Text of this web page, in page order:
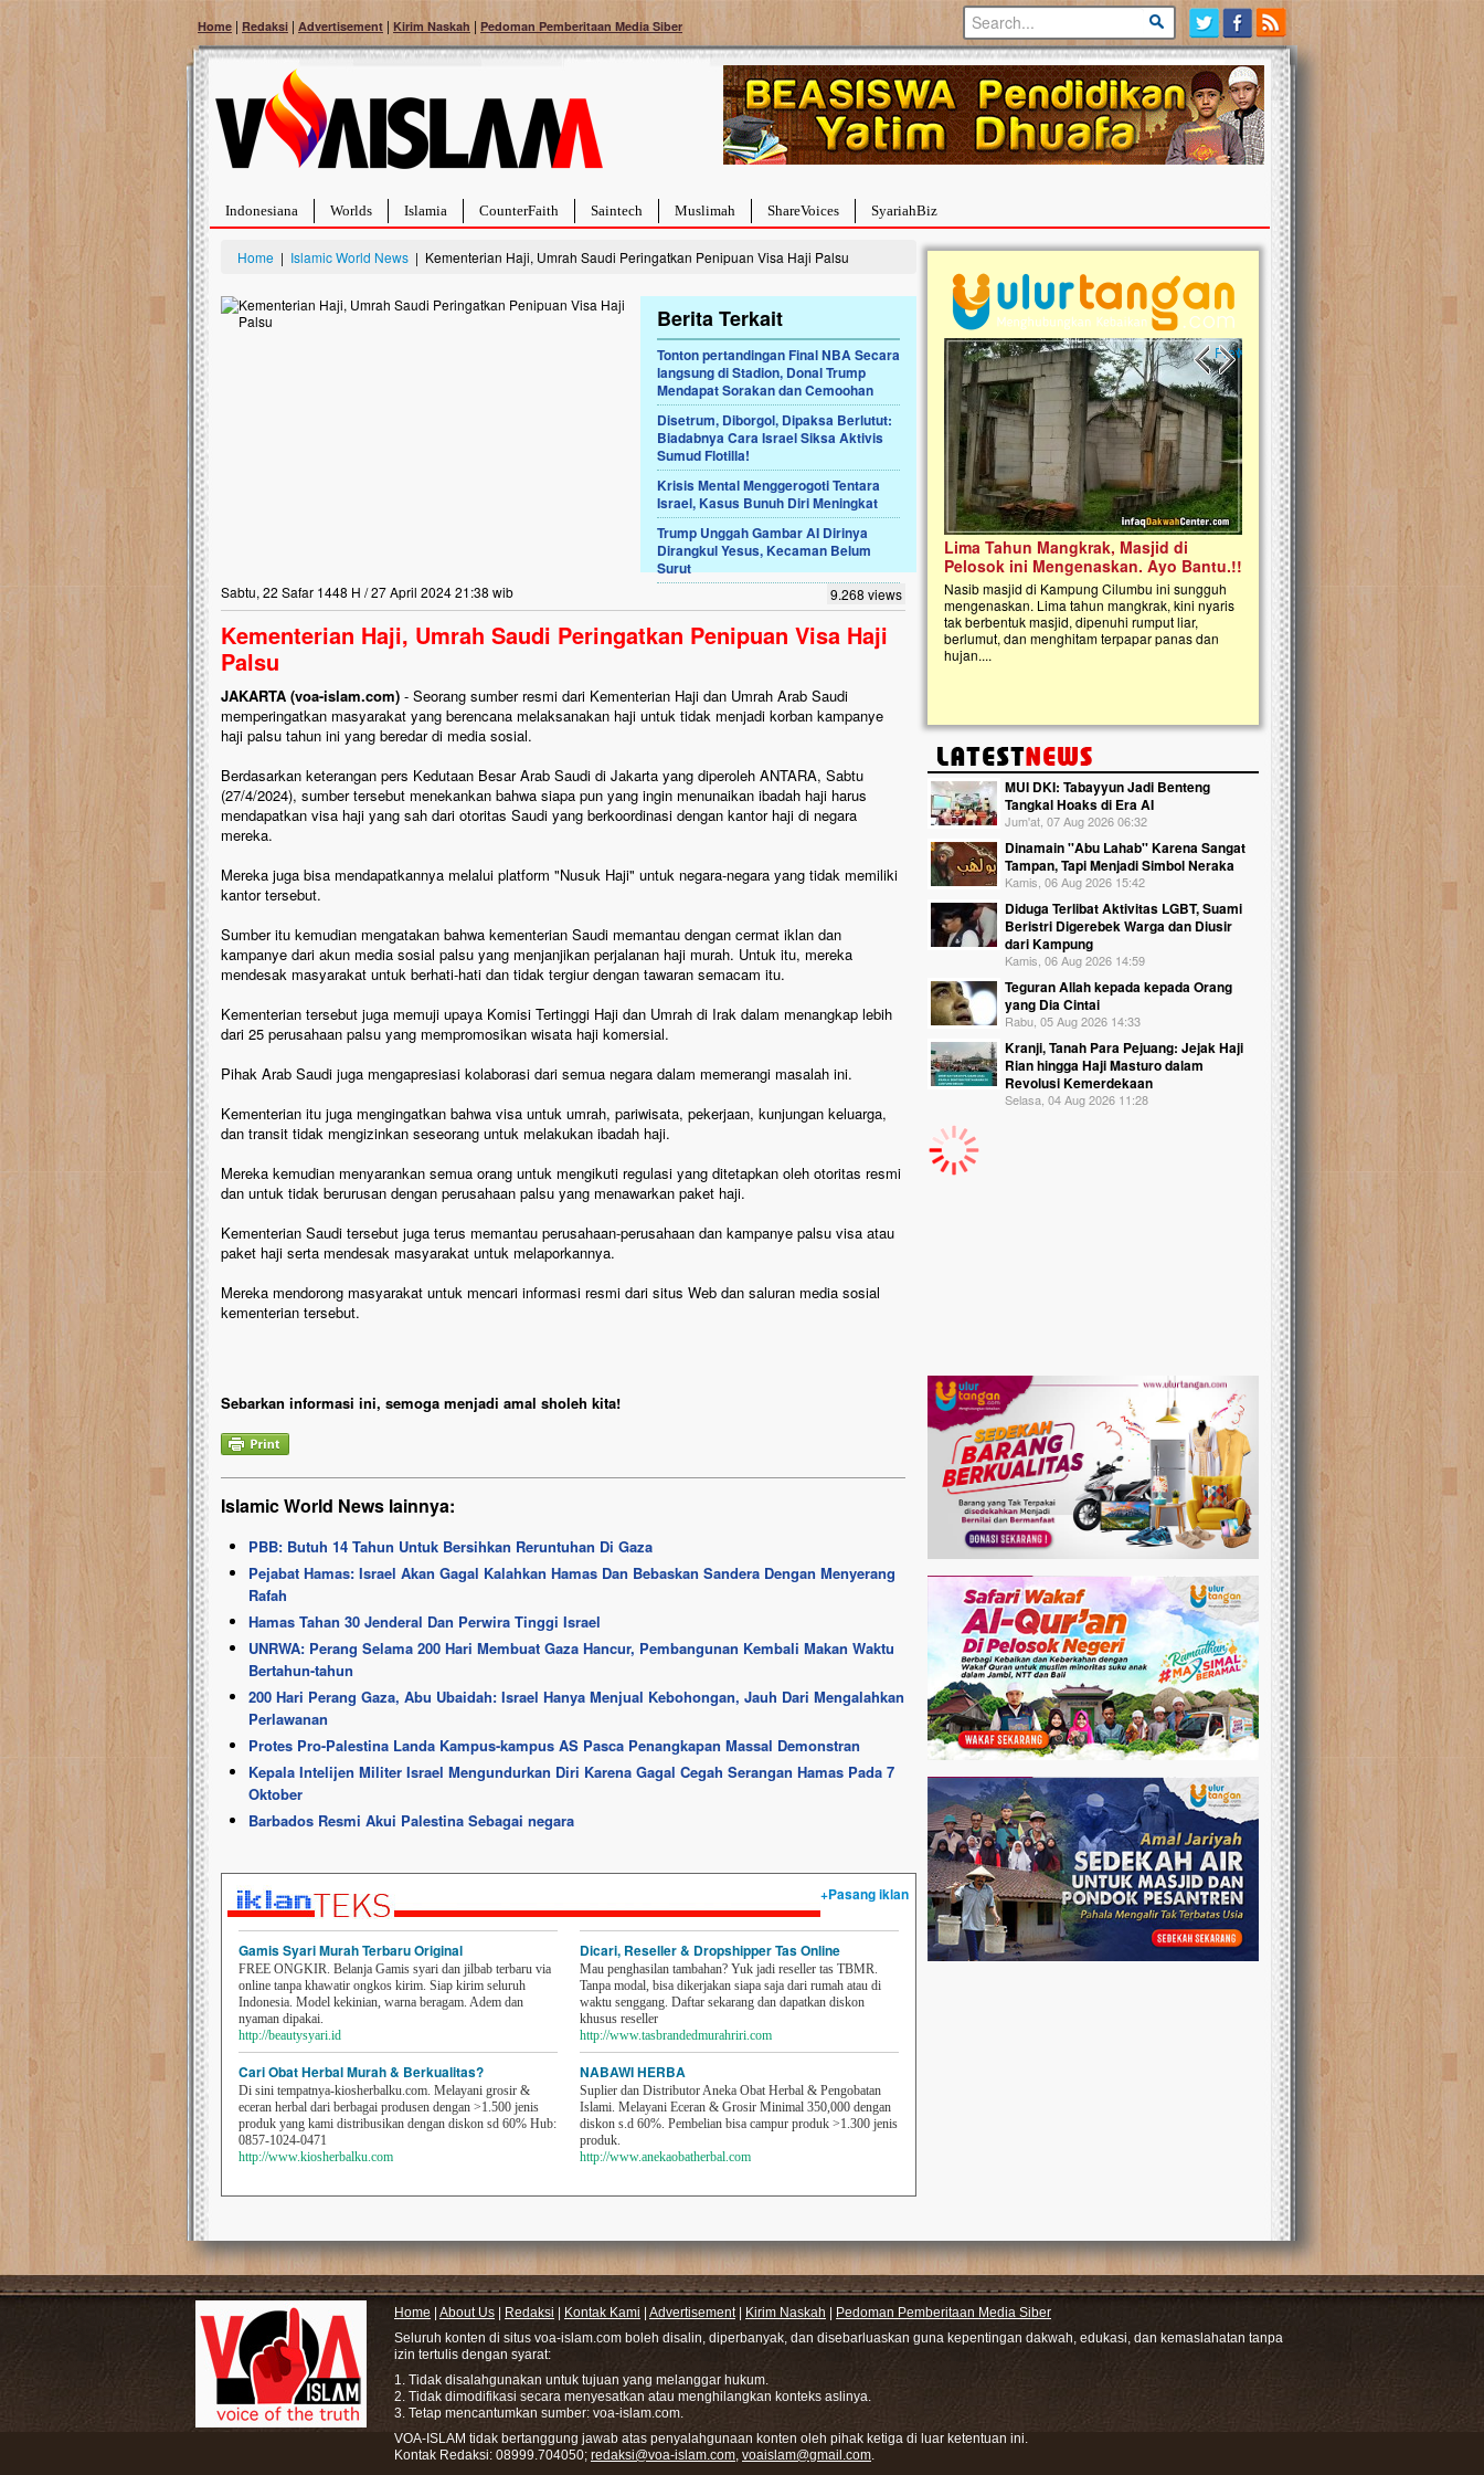
Home | Redaksi | Advertisement | Kirim Naskah | Pedoman Pemberitaan Media Siber
Indonesiana Worlds Islamia CounterFaith Saintech Muslimah ShareVoices SyariahBiz
Home | Islamic World News | Kementerian Haji, Umrah Saudi Peringatkan Penipuan Visa Haji Palsu
Berita Terkait
Tonton pertandingan Final NBA Secara
langsung di Stadion, Donal Trump
Mendapat Sorakan dan Cemoohan
Disetrum, Diborgol, Dipaksa Berlutut:
Biadabnya Cara Israel Siksa Aktivis
Sumud Flotilla!
Krisis Mental Menggerogoti Tentara
Israel, Kasus Bunuh Diri Meningkat
Trump Unggah Gambar AI Dirinya
Dirangkul Yesus, Kecaman Belum
Surut
Sabtu, 22 Safar 1448 H / 27 April 2024 21:38 wib 9.268 views
Kementerian Haji, Umrah Saudi Peringatkan Penipuan Visa Haji
Palsu
JAKARTA (voa-islam.com) - Seorang sumber resmi dari Kementerian Haji dan Umrah Arab Saudi
memperingatkan masyarakat yang berencana melaksanakan haji untuk tidak menjadi korban kampanye
haji palsu tahun ini yang beredar di media sosial.
Berdasarkan keterangan pers Kedutaan Besar Arab Saudi di Jakarta yang diperoleh ANTARA, Sabtu
(27/4/2024), sumber tersebut menekankan bahwa siapa pun yang ingin menunaikan ibadah haji harus
mendapatkan visa haji yang sah dari otoritas Saudi yang berkoordinasi dengan kantor haji di negara
mereka.
Mereka juga bisa mendapatkannya melalui platform "Nusuk Haji" untuk negara-negara yang tidak memiliki
kantor tersebut.
Sumber itu kemudian mengatakan bahwa kementerian Saudi memantau dengan cermat iklan dan
kampanye dari akun media sosial palsu yang menjanjikan perjalanan haji murah. Untuk itu, mereka
mendesak masyarakat untuk berhati-hati dan tidak tergiur dengan tawaran semacam itu.
Kementerian tersebut juga memuji upaya Komisi Tertinggi Haji dan Umrah di Irak dalam menangkap lebih
dari 25 perusahaan palsu yang mempromosikan wisata haji komersial.
Pihak Arab Saudi juga mengapresiasi kolaborasi dari semua negara dalam memerangi masalah ini.
Kementerian itu juga mengingatkan bahwa visa untuk umrah, pariwisata, pekerjaan, kunjungan keluarga,
dan transit tidak mengizinkan seseorang untuk melakukan ibadah haji.
Mereka kemudian menyarankan semua orang untuk mengikuti regulasi yang ditetapkan oleh otoritas resmi
dan untuk tidak berurusan dengan perusahaan palsu yang menawarkan paket haji.
Kementerian Saudi tersebut juga terus memantau perusahaan-perusahaan dan kampanye palsu visa atau
paket haji serta mendesak masyarakat untuk melaporkannya.
Mereka mendorong masyarakat untuk mencari informasi resmi dari situs Web dan saluran media sosial
kementerian tersebut.
Sebarkan informasi ini, semoga menjadi amal sholeh kita!
Islamic World News lainnya:
PBB: Butuh 14 Tahun Untuk Bersihkan Reruntuhan Di Gaza
Pejabat Hamas: Israel Akan Gagal Kalahkan Hamas Dan Bebaskan Sandera Dengan Menyerang
Rafah
Hamas Tahan 30 Jenderal Dan Perwira Tinggi Israel
UNRWA: Perang Selama 200 Hari Membuat Gaza Hancur, Pembangunan Kembali Makan Waktu
Bertahun-tahun
200 Hari Perang Gaza, Abu Ubaidah: Israel Hanya Menjual Kebohongan, Jauh Dari Mengalahkan
Perlawanan
Protes Pro-Palestina Landa Kampus-kampus AS Pasca Penangkapan Massal Demonstran
Kepala Intelijen Militer Israel Mengundurkan Diri Karena Gagal Cegah Serangan Hamas Pada 7
Oktober
Barbados Resmi Akui Palestina Sebagai negara
+Pasang iklan
Gamis Syari Murah Terbaru Original
FREE ONGKIR. Belanja Gamis syari dan jilbab terbaru via
online tanpa khawatir ongkos kirim. Siap kirim seluruh
Indonesia. Model kekinian, warna beragam. Adem dan
nyaman dipakai.
http://beautysyari.id
Cari Obat Herbal Murah & Berkualitas?
Di sini tempatnya-kiosherbalku.com. Melayani grosir &
eceran herbal dari berbagai produsen dengan >1.500 jenis
produk yang kami distribusikan dengan diskon sd 60% Hub:
0857-1024-0471
http://www.kiosherbalku.com
Dicari, Reseller & Dropshipper Tas Online
Mau penghasilan tambahan? Yuk jadi reseller tas TBMR.
Tanpa modal, bisa dikerjakan siapa saja dari rumah atau di
waktu senggang. Daftar sekarang dan dapatkan diskon
khusus reseller
http://www.tasbrandedmurahriri.com
NABAWI HERBA
Suplier dan Distributor Aneka Obat Herbal & Pengobatan
Islami. Melayani Eceran & Grosir Minimal 350,000 dengan
diskon s.d 60%. Pembelian bisa campur produk >1.300 jenis
produk.
http://www.anekaobatherbal.com
Previous slide
Next slide
Lima Tahun Mangkrak, Masjid di
Pelosok ini Mengenaskan. Ayo Bantu.!!
Nasib masjid di Kampung Cilumbu ini sungguh
mengenaskan. Lima tahun mangkrak, kini nyaris
berlumut, dan menghitam terpapar panas dan
Palestina Masih Berduka, Ayo Ulurkan
Tangan Bantu Mereka
Sahabat, Ulurtangan mari kirimkan dukungan
terbaikmu untuk warga Palestina di Gaza demi
menguatkan mereka menghadapi situasi
mencekam ini. Mari dukung mereka dengan
berdonasi dengan cara:...
Open Donasi Wakaf
Rumah Qur'an & TK Islam
Najjah di Jonggol
Saat ini, Ulurtangan bersama Yayasan
Najjahtul Islam Jonggol sedang
pembangunan Rumah Qur’an dan
kanak Islam Terpadu (TKIT) An Najjah
Gedung Majelis Taklim di Jonggol,...
MUI DKI: Tabayyun Jadi Benteng
Tangkal Hoaks di Era AI
Jum'at, 07 Aug 2026 06:32
Dinamain ''Abu Lahab'' Karena Sangat
Tampan, Tapi Menjadi Simbol Neraka
Kamis, 06 Aug 2026 15:42
Diduga Terlibat Aktivitas LGBT, Suami
Beristri Digerebek Warga dan Diusir
dari Kampung
Kamis, 06 Aug 2026 14:59
Teguran Allah kepada kepada Orang
yang Dia Cintai
Rabu, 05 Aug 2026 14:33
Kranji, Tanah Para Pejuang: Jejak Haji
Rian hingga Haji Masturo dalam
Revolusi Kemerdekaan
Selasa, 04 Aug 2026 11:28
Home About Us Redaksi Kontak Kami Advertisement| Kirim Naskah
Pedoman Pemberitaan Media Siber
Seluruh konten di situs voa-islam.com boleh disalin, diperbanyak, dan disebarluaskan guna kepentingan dakwah, edukasi, dan kemaslahatan tanpa
izin tertulis dengan syarat:
1. Tidak disalahgunakan untuk tujuan yang melanggar hukum.
2. Tidak dimodifikasi secara menyesatkan atau menghilangkan konteks aslinya.
3. Tetap mencantumkan sumber: voa-islam.com.
VOA-ISLAM tidak bertanggung jawab atas penyalahgunaan konten oleh pihak ketiga di luar ketentuan ini.
Kontak Redaksi: 08999.704050; redaksi@voa-islam.com, voaislam@gmail.com.